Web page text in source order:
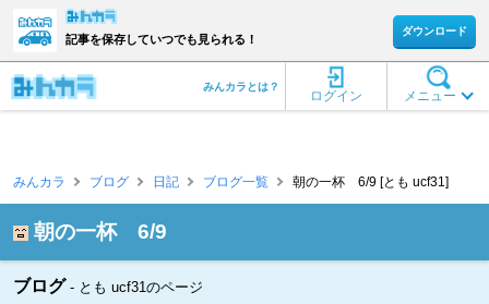
記事を保存していつでも見られる！
ダウンロード
メニュー
ログイン
みんカラとは？
みんカラ ブログ 日記 ブログ一覧 朝の一杯 6/9 [とも ucf31]
朝の一杯 6/9
ブログ とも ucf31のページ